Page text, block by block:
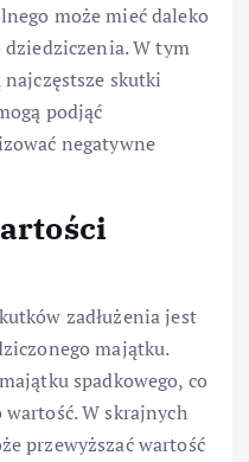
może mieć daleko
dziedziczenia. W tym
skutki
podjąć
negatywne
zadłużenia jest
majątku.
spadkowego, co
W skrajnych
przewyższać wartość